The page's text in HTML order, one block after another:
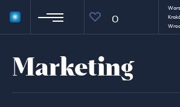
0
Marketing